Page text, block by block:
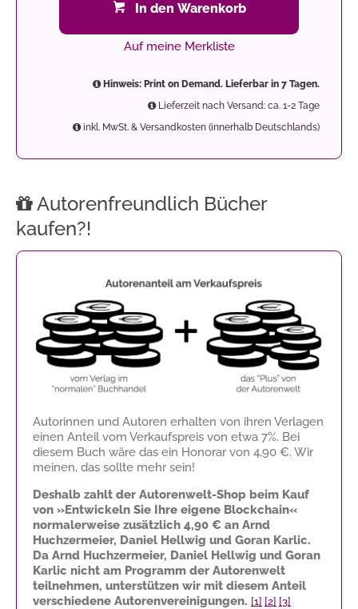
In den Warenkorb
Auf meine Merkliste
Hinweis: Print on Demand. Lieferbar in 7 Tagen.
Lieferzeit nach Versand: ca. 1-2 Tage
inkl. MwSt. & Versandkosten (innerhalb Deutschlands)
Autorenfreundlich Bücher
kaufen?!
Autorinnen und Autoren erhalten von ihren Verlagen
einen Anteil vom Verkaufspreis von etwa 7%. Bei
diesem Buch wäre das ein Honorar von 4,90 €. Wir
meinen, das sollte mehr sein!
Deshalb zahlt der Autorenwelt-Shop beim Kauf
von »Entwickeln Sie Ihre eigene Blockchain«
normalerweise zusätzlich 4,90 € an Arnd
Huchzermeier, Daniel Hellwig und Goran Karlic.
Da Arnd Huchzermeier, Daniel Hellwig und Goran
Karlic nicht am Programm der Autorenwelt
teilnehmen, unterstützen wir mit diesem Anteil
verschiedene Autorenvereinigungen. [1] [2] [3]